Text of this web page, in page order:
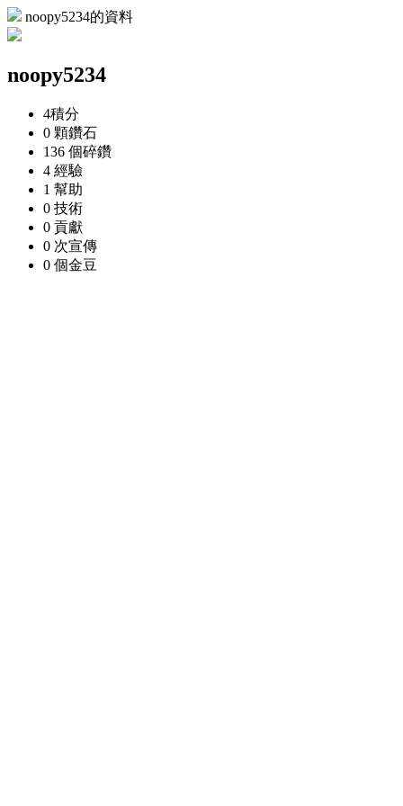
noopy5234的資料
noopy5234
4積分
0 顆鑽石
136 個碎鑽
4 經驗
1 幫助
0 技術
0 貢獻
0 次宣傳
0 個金豆